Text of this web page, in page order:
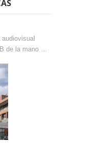
de la mano de